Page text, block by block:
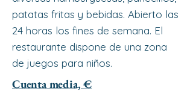
patatas fritas y bebidas. Abierto las
24 horas los fines de semana. El
restaurante dispone de una zona
de juegos para niños.
Cuenta media, €